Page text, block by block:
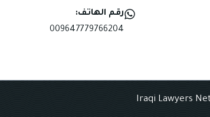
رقم الهاتف:
009647779766204